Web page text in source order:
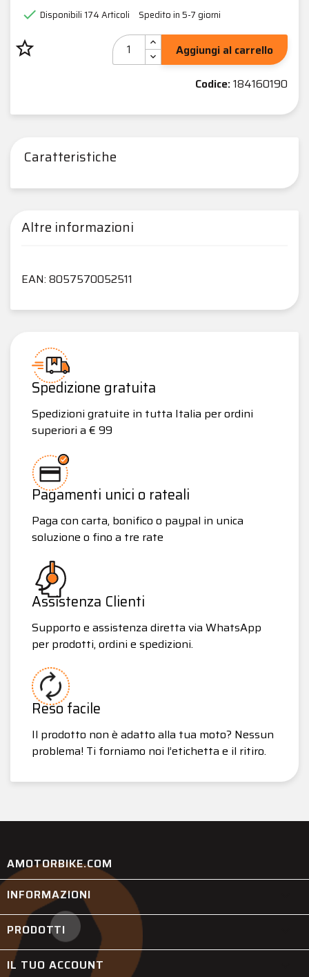
 Disponibili 174 Articoli Spedito in 5-7 giorni
star_border
Aggiungi al carrello
Codice:184160190
Caratteristiche
Altre informazioni
EAN: 8057570052511
Spedizione gratuita
Spedizioni gratuite in tutta Italia per ordini
superiori a € 99
Pagamenti unici o rateali
Paga con carta, bonifico o paypal in unica
soluzione o fino a tre rate
Assistenza Clienti
Supporto e assistenza diretta via WhatsApp
per prodotti, ordini e spedizioni.
Reso facile
Il prodotto non è adatto alla tua moto? Nessun
problema! Ti forniamo noi l’etichetta e il ritiro.
AMOTORBIKE.COM
INFORMAZIONI
PRODOTTI
IL TUO ACCOUNT